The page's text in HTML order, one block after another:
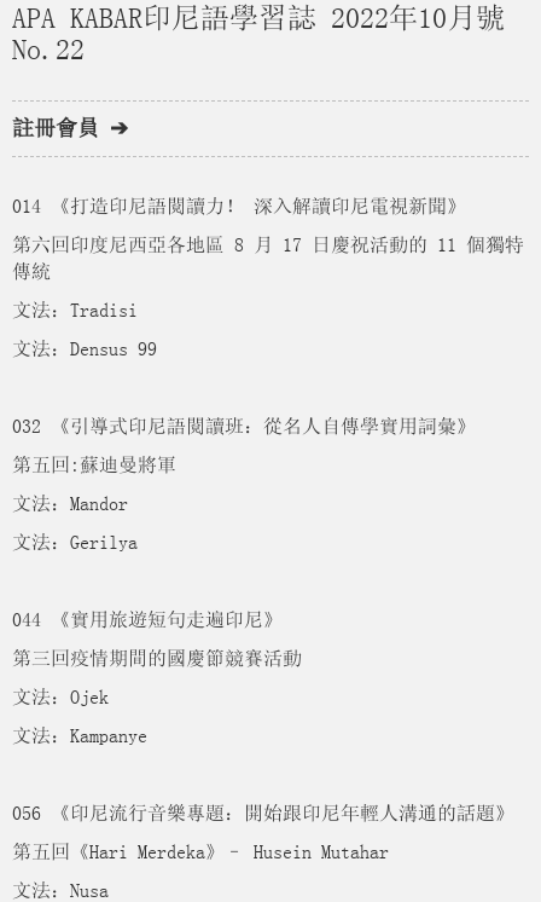
APA KABAR印尼語學習誌 2022年10月號
No.22
註冊會員 ➔
014 《打造印尼語閱讀力！ 深入解讀印尼電視新聞》
第六回印度尼西亞各地區 8 月 17 日慶祝活動的 11 個獨特
傳統
文法：Tradisi
文法：Densus 99
032 《引導式印尼語閱讀班：從名人自傳學實用詞彙》
第五回:蘇迪曼將軍
文法：Mandor
文法：Gerilya
044 《實用旅遊短句走遍印尼》
第三回疫情期間的國慶節競賽活動
文法：Ojek
文法：Kampanye
056 《印尼流行音樂專題：開始跟印尼年輕人溝通的話題》
第五回《Hari Merdeka》– Husein Mutahar
文法：Nusa